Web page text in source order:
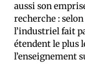
aussi son
recherche : selon
l’industriel fait
étendent le plus
l’enseignement